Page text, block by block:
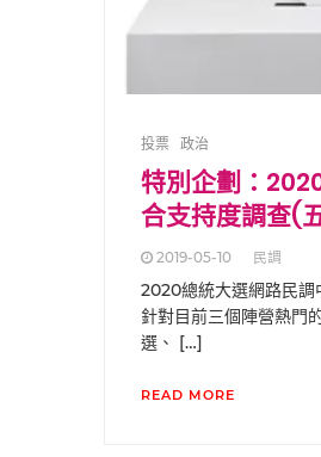
投票 政治
特別企劃：
合支持度調查(
2019-05-10 民調
2020總統大選網路民調
針對目前三個陣營熱門
選、 […]
READ MORE